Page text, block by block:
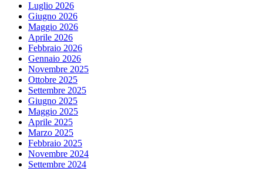
Luglio 2026
Giugno 2026
Maggio 2026
Aprile 2026
Febbraio 2026
Gennaio 2026
Novembre 2025
Ottobre 2025
Settembre 2025
Giugno 2025
Maggio 2025
Aprile 2025
Marzo 2025
Febbraio 2025
Novembre 2024
Settembre 2024